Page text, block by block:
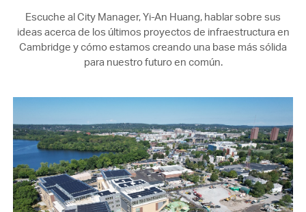
Escuche al City Manager, Yi-An Huang, hablar sobre sus
ideas acerca de los últimos proyectos de infraestructura en
Cambridge y cómo estamos creando una base más sólida
para nuestro futuro en común.